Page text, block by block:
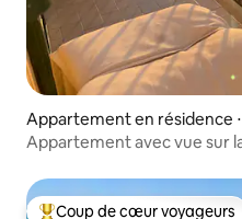
Appartement en résidence
Appartement avec vue sur
Coup de cœur voyageurs